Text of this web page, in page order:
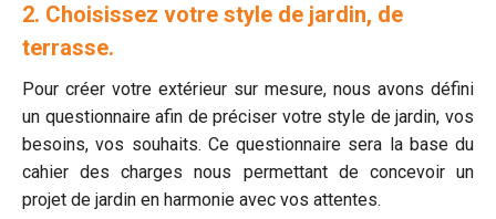
2. Choisissez votre style de jardin, de
terrasse.
Pour créer votre extérieur sur mesure, nous avons défini
un questionnaire afin de préciser votre style de jardin, vos
besoins, vos souhaits. Ce questionnaire sera la base du
cahier des charges nous permettant de concevoir un
projet de jardin en harmonie avec vos attentes.